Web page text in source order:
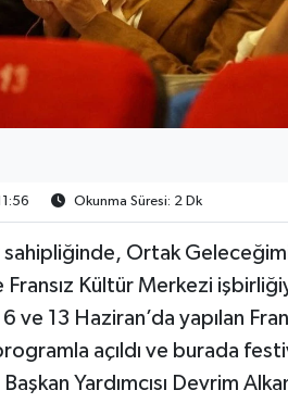
Okunma Süresi: 2 Dk
sahipliğinde, Ortak
Fransız Kültür Merkezi
6 ve 13 Haziran’da yapılan
açıldı ve burada
Yardımcısı Devrim